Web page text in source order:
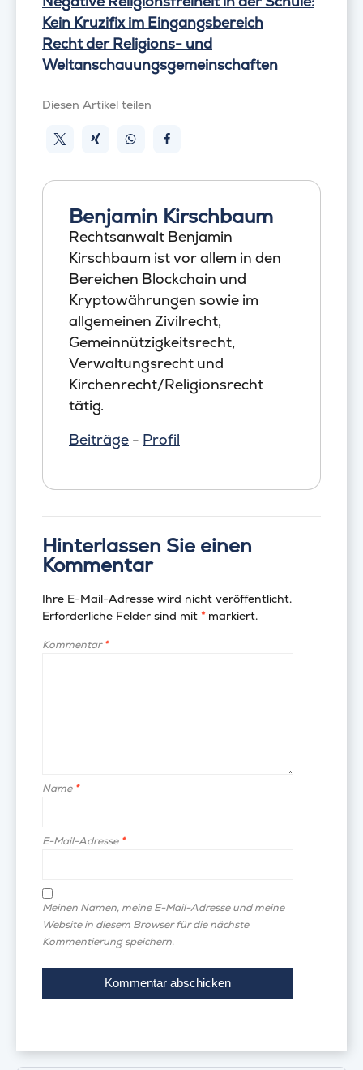
Kein Kruzifix im Eingangsbereich
Recht der Religions- und
Weltanschauungsgemeinschaften
Diesen Artikel teilen
Benjamin Kirschbaum
Rechtsanwalt Benjamin
Kirschbaum ist vor allem in den
Bereichen Blockchain und
Kryptowährungen sowie im
allgemeinen Zivilrecht,
Gemeinnützigkeitsrecht,
Verwaltungsrecht und
Kirchenrecht/Religionsrecht
tätig.
Beiträge - Profil
Hinterlassen Sie einen
Kommentar
Ihre E-Mail-Adresse wird nicht veröffentlicht.
Erforderliche Felder sind mit *markiert.
Kommentar*
Name *
E-Mail-Adresse *
Meinen Namen, meine E-Mail-Adresse und meine
Website in diesem Browser für die nächste
Kommentierung speichern.